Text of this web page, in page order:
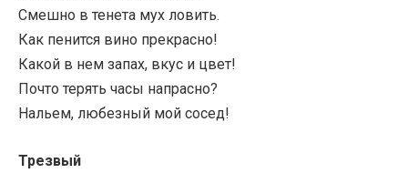
Смешно в тенета мух ловить.
Как пенится вино прекрасно!
Какой в нем запах, вкус и цвет!
Почто терять часы напрасно?
Нальем, любезный мой сосед!
Трезвый